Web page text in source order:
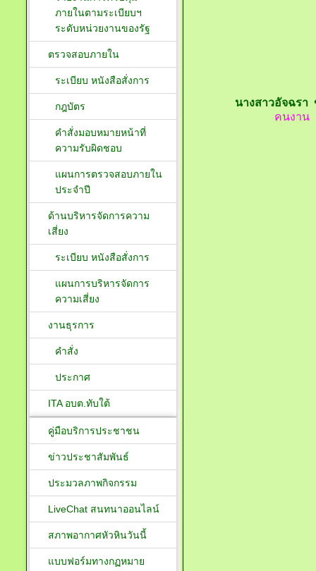
นางสาวอัจฉรา
คนงาน
ภายในตามระเบียบฯ
ระดับหน่วยงานของรัฐ
ตรวจสอบภายใน
ระเบียบ หนังสือสั่งการ
กฎบัตร
คำสั่งมอบหมายหน้าที่
ความรับผิดชอบ
แผนการตรวจสอบภายใน
ประจำปี
ด้านบริหารจัดการความ
เสี่ยง
ระเบียบ หนังสือสั่งการ
แผนการบริหารจัดการ
ความเสี่ยง
งานธุรการ
คำสั่ง
ประกาศ
ITA อบต.ทับใต้
คู่มือบริการประชาชน
ข่าวประชาสัมพันธ์
ประมวลภาพกิจกรรม
LiveChat สนทนาออนไลน์
สภาพอากาศหัวหินวันนี้
แบบฟอร์มทางกฏหมาย